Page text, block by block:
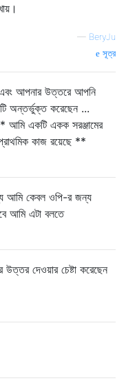
— BeryJu
সূত্র
এবং আপনার উত্তরে আপনি
অন্তর্ভুক্ত করেছেন ...
আমি একটি একক সরঞ্জামের
কাজ রয়েছে **
আমি কেবল ওপি-র জন্য
আমি এটা বলতে
দেওয়ার চেষ্টা করেছেন